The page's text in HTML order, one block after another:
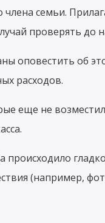
семьи.
проверять до
оповестить об
расходов.
еще не
(например,